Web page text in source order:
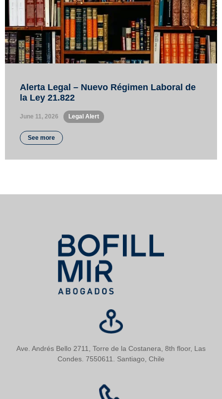
Alerta Legal – Nuevo Régimen Laboral de
la Ley 21.822
June 11, 2026 Legal Alert
See more
Ave. Andrés Bello 2711, Torre de la Costanera, 8th floor, Las
Condes. 7550611. Santiago, Chile